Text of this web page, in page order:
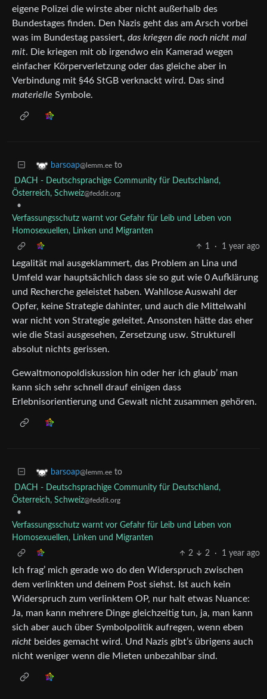
eigene Polizei die wirste aber nicht außerhalb des
Bundestages finden. Den Nazis geht das am Arsch vorbei
was im Bundestag passiert, das kriegen die noch nicht mal
mit. Die kriegen mit ob irgendwo ein Kamerad wegen
einfacher Körperverletzung oder das gleiche aber in
Verbindung mit §46 StGB verknackt wird. Das sind
materielle Symbole.
barsoap@lemm.ee to
DACH - Deutschsprachige Community für Deutschland,
Österreich, Schweiz@feddit.org
•
Verfassungsschutz warnt vor Gefahr für Leib und Leben von
Homosexuellen, Linken und Migranten
1
· 1 year ago
Legalität mal ausgeklammert, das Problem an Lina und
Umfeld war hauptsächlich dass sie so gut wie 0 Aufklärung
und Recherche geleistet haben. Wahllose Auswahl der
Opfer, keine Strategie dahinter, und auch die Mittelwahl
war nicht von Strategie geleitet. Ansonsten hätte das eher
wie die Stasi ausgesehen, Zersetzung usw. Strukturell
absolut nichts gerissen.
Gewaltmonopoldiskussion hin oder her ich glaub’ man
kann sich sehr schnell drauf einigen dass
Erlebnisorientierung und Gewalt nicht zusammen gehören.
barsoap@lemm.ee to
DACH - Deutschsprachige Community für Deutschland,
Österreich, Schweiz@feddit.org
•
Verfassungsschutz warnt vor Gefahr für Leib und Leben von
Homosexuellen, Linken und Migranten
2
2 · 1 year ago
Ich frag’ mich gerade wo do den Widerspruch zwischen
dem verlinkten und deinem Post siehst. Ist auch kein
Widerspruch zum verlinktem OP, nur halt etwas Nuance:
Ja, man kann mehrere Dinge gleichzeitig tun, ja, man kann
sich aber auch über Symbolpolitik aufregen, wenn eben
nicht beides gemacht wird. Und Nazis gibt’s übrigens auch
nicht weniger wenn die Mieten unbezahlbar sind.